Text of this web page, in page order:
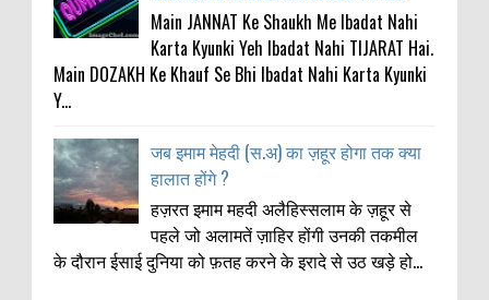
Main JANNAT Ke Shaukh Me Ibadat Nahi
Karta Kyunki Yeh Ibadat Nahi TIJARAT Hai.
Main DOZAKH Ke Khauf Se Bhi Ibadat Nahi Karta Kyunki
Y...
जब इमाम मेहदी (स.अ) का ज़हूर होगा तक क्या
हालात होंगे ?
हज़रत इमाम महदी अलैहिस्सलाम के ज़हूर से
पहले जो अलामतें ज़ाहिर होंगी उनकी तकमील
के दौरान ईसाई दुनिया को फ़तह करने के इरादे से उठ खड़े हो...